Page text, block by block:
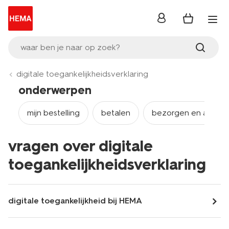
waar ben je naar op zoek?
inloggen
digitale toegankelijkheidsverklaring
onderwerpen
mijn bestelling betalen bezorgen en
vragen over digitale
toegankelijkheidsverklaring
digitale toegankelijkheid bij HEMA